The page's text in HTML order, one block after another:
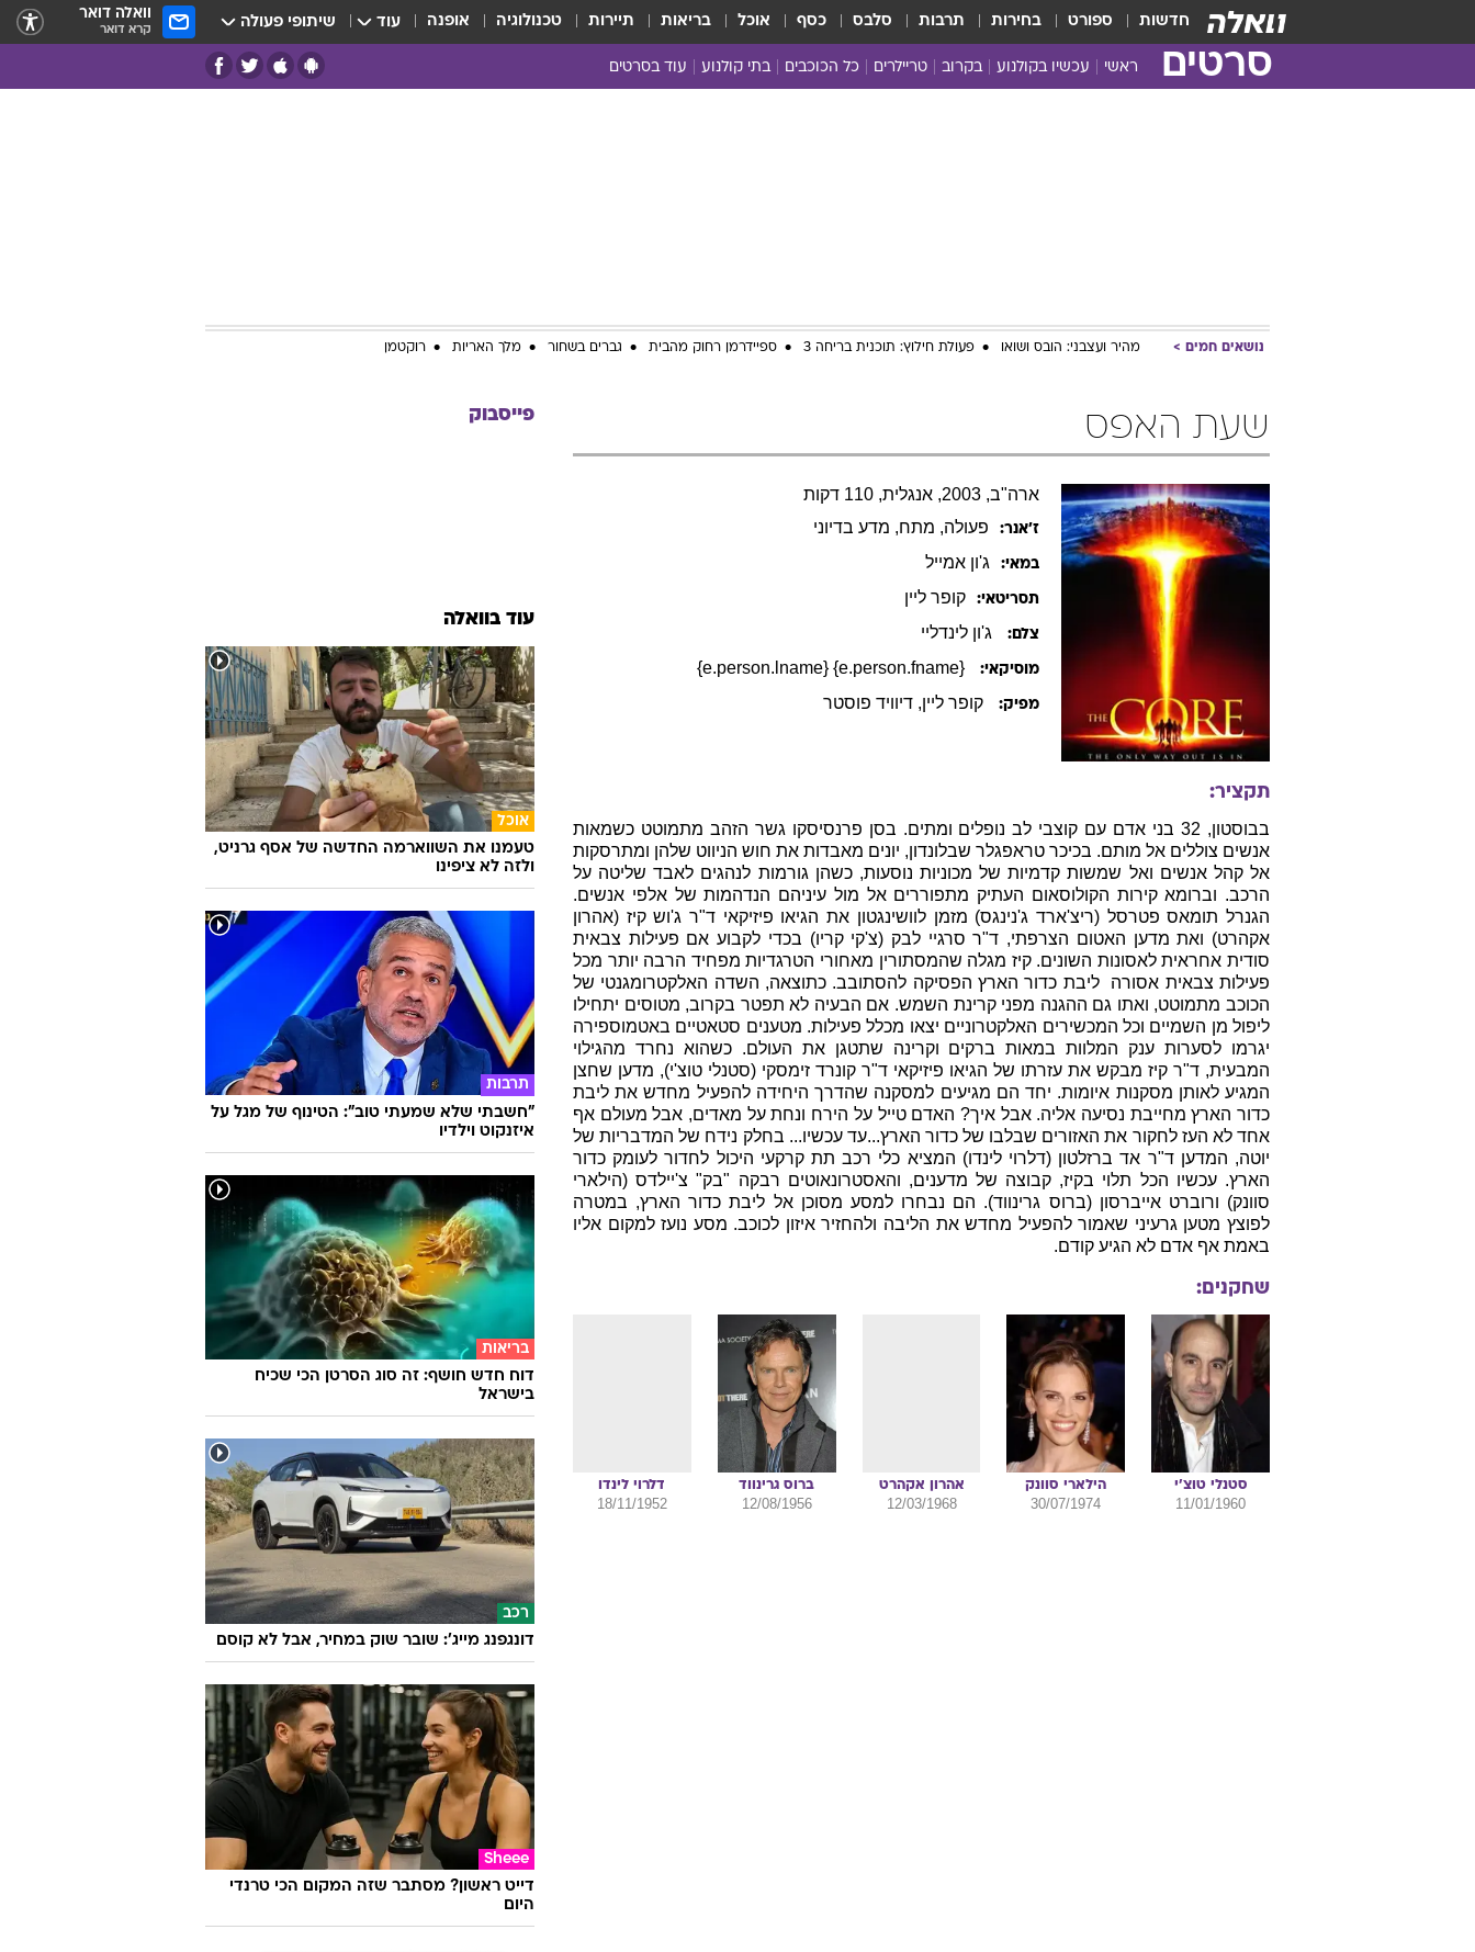
חדשות ספורט בחירות תרבות סלבס כסף אוכל בריאות תיירות טכנולוגיה אופנה עוד שיתופי פעולה וואלה דואר
קרא דואר
סרטים ראשי עכשיו בקולנוע בקרוב טריילרים כל הכוכבים בתי קולנוע עוד בסרטים
נושאים חמים מהיר ועצבני: הובס ושואו פעולת חילוץ: תוכנית בריחה 3 ספיידרמן רחוק מהבית גברים בשחור מלך האריות רוקטמן
שעת האפס
ארה"ב, 2003, אנגלית, 110 דקות
ז׳אנר: פעולה, מתח, מדע בדיוני
במאי: ג'ון אמייל
תסריטאי: קופר ליין
צלם: ג'ון לינדליי
מוסיקאי: {e.person.fname} {e.person.lname}
מפיק: קופר ליין, דיוויד פוסטר
תקציר:
בבוסטון, 32 בני אדם עם קוצבי לב נופלים ומתים. בסן פרנסיסקו גשר הזהב מתמוטט כשמאות
אנשים צוללים אל מותם. בכיכר טראפגלר שבלונדון, יונים מאבדות את חוש הניווט שלהן ומתרסקות
אל קהל אנשים ואל שמשות קדמיות של מכוניות נוסעות, כשהן גורמות לנהגים לאבד שליטה על
הרכב. וברומא קירות הקולוסאום העתיק מתפוררים אל מול עיניהם הנדהמות של אלפי אנשים.
הגנרל תומאס פטרסל (ריצ'ארד ג'נינגס) מזמן לוושינגטון את הגיאו פיזיקאי ד"ר ג'וש קיז (אהרון
אקהרט) ואת מדען האטום הצרפתי, ד"ר סרגיי לבק (צ'קי קריו) בכדי לקבוע אם פעילות צבאית
סודית אחראית לאסונות השונים. קיז מגלה שהמסתורין מאחורי הטרגדיות מפחיד הרבה יותר מכל
פעילות צבאית אסורה  ליבת כדור הארץ הפסיקה להסתובב. כתוצאה, השדה האלקטרומגנטי של
הכוכב מתמוטט, ואתו גם ההגנה מפני קרינת השמש. אם הבעיה לא תפטר בקרוב, מטוסים יתחילו
ליפול מן השמיים וכל המכשירים האלקטרוניים יצאו מכלל פעילות. מטענים סטאטיים באטמוספירה
יגרמו לסערות ענק המלוות במאות ברקים וקרינה שתטגן את העולם. כשהוא נחרד מהגילוי
המבעית, ד"ר קיז מבקש את עזרתו של הגיאו פיזיקאי ד"ר קונרד זימסקי (סטנלי טוצ'י), מדען שחצן
המגיע לאותן מסקנות איומות. יחד הם מגיעים למסקנה שהדרך היחידה להפעיל מחדש את ליבת
כדור הארץ מחייבת נסיעה אליה. אבל איך? האדם טייל על הירח ונחת על מאדים, אבל מעולם אף
אחד לא העז לחקור את האזורים שבלבו של כדור הארץ...עד עכשיו... בחלק נידח של המדבריות של
יוטה, המדען ד"ר אד ברזלטון (דלרוי לינדו) המציא כלי רכב תת קרקעי היכול לחדור לעומק כדור
הארץ. עכשיו הכל תלוי בקיז, קבוצה של מדענים, והאסטרונאוטים רבקה "בק" צ'יילדס (הילארי
סוונק) ורוברט אייברסון (ברוס גרינווד). הם נבחרו למסע מסוכן אל ליבת כדור הארץ, במטרה
לפוצץ מטען גרעיני שאמור להפעיל מחדש את הליבה ולהחזיר איזון לכוכב. מסע נועז למקום אליו
באמת אף אדם לא הגיע קודם.
שחקנים:
סטנלי טוצ'י
11/01/1960
הילארי סוונק
30/07/1974
אהרון אקהרט
12/03/1968
ברוס גרינווד
12/08/1956
דלרוי לינדו
18/11/1952
פייסבוק
עוד בוואלה
אוכל
טעמנו את השווארמה החדשה של אסף גרניט,
ולזה לא ציפינו
תרבות
"חשבתי שלא שמעתי טוב": הטינוף של מגל על
איזנקוט וילדיו
בריאות
דוח חדש חושף: זה סוג הסרטן הכי שכיח
בישראל
רכב
דונגפנג מייג': שובר שוק במחיר, אבל לא קוסם
Sheee
דייט ראשון? מסתבר שזה המקום הכי טרנדי
היום